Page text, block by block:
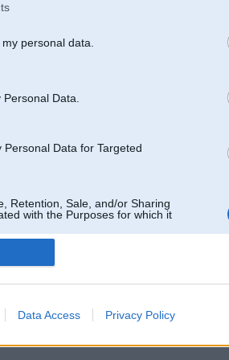
personal data.
Data.
Data for Targeted
Retention, Sale, and/or Sharing
with the Purposes for which it
Data Access Privacy Policy